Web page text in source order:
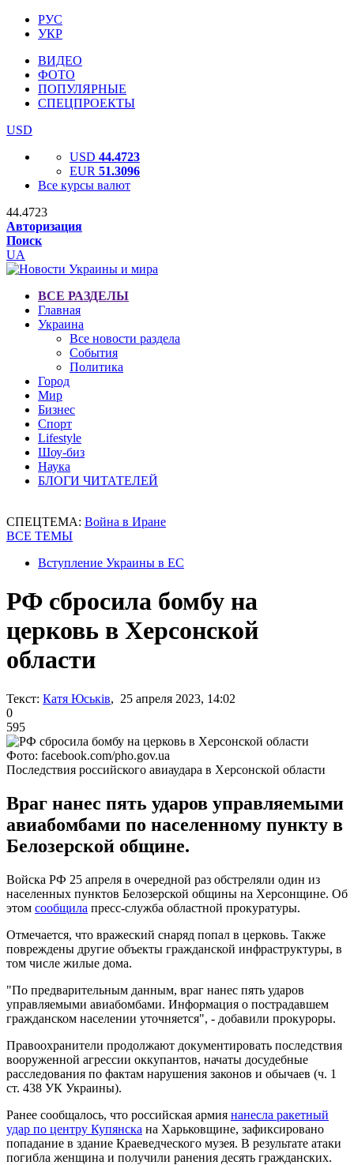
РУС
УКР
ВИДЕО
ФОТО
ПОПУЛЯРНЫЕ
СПЕЦПРОЕКТЫ
USD
USD 44.4723
EUR 51.3096
Все курсы валют
44.4723
Авторизация
Поиск
UA
ВСЕ РАЗДЕЛЫ
Главная
Украина
Все новости раздела
События
Политика
Город
Мир
Бизнес
Спорт
Lifestyle
Шоу-биз
Наука
БЛОГИ ЧИТАТЕЛЕЙ
СПЕЦТЕМА: Война в Иране
ВСЕ ТЕМЫ
Вступление Украины в ЕС
РФ сбросила бомбу на
церковь в Херсонской
области
Текст: Катя Юськів, 25 апреля 2023, 14:02
0
595
Фото: facebook.com/pho.gov.ua
Последствия российского авиаудара в Херсонской области
Враг нанес пять ударов управляемыми
авиабомбами по населенному пункту в
Белозерской общине.
Войска РФ 25 апреля в очередной раз обстреляли один из
населенных пунктов Белозерской общины на Херсонщине. Об
этом сообщила пресс-служба областной прокуратуры.
Отмечается, что вражеский снаряд попал в церковь. Также
повреждены другие объекты гражданской инфраструктуры, в
том числе жилые дома.
"По предварительным данным, враг нанес пять ударов
управляемыми авиабомбами. Информация о пострадавшем
гражданском населении уточняется", - добавили прокуроры.
Правоохранители продолжают документировать последствия
вооруженной агрессии оккупантов, начаты досудебные
расследования по фактам нарушения законов и обычаев (ч. 1
ст. 438 УК Украины).
Ранее сообщалось, что российская армия нанесла ракетный
удар по центру Купянска на Харьковщине, зафиксировано
попадание в здание Краеведческого музея. В результате атаки
погибла женщина и получили ранения десять гражданских.